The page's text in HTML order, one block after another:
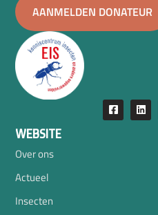
AANMELDEN DONATEUR
WEBSITE
Over ons
Actueel
Insecten